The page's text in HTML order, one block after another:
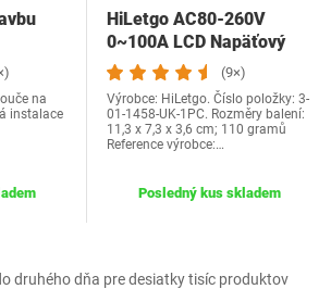
druhého dňa pre desiatky tisíc produktov
na
instalace
HiLetgo AC80-260V
0~100A LCD Napäťový
prúd Merač energie…
(9×)
Výrobce: HiLetgo. Číslo položky: 3-
01-1458-UK-1PC. Rozměry balení:
11,3 x 7,3 x 3,6 cm; 110 gramů
Reference výrobce:…
Posledný kus skladem